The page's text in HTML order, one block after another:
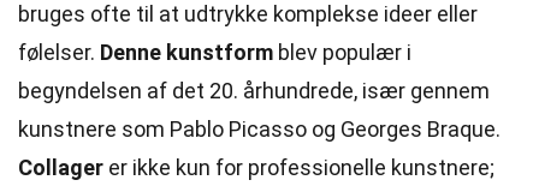
bruges ofte til at udtrykke komplekse ideer eller
følelser. Denne kunstform blev populær i
begyndelsen af det 20. århundrede, især gennem
kunstnere som Pablo Picasso og Georges Braque.
Collager er ikke kun for professionelle kunstnere;